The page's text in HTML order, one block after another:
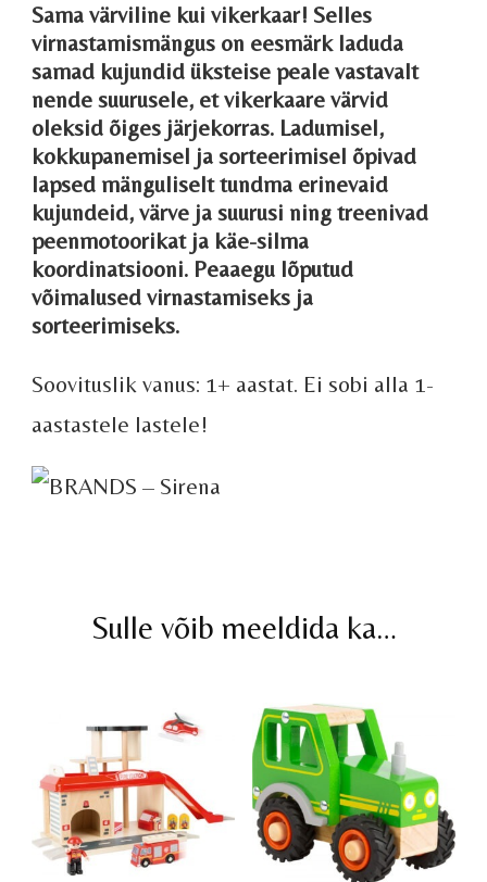
Sama värviline kui vikerkaar! Selles
virnastamismängus on eesmärk laduda
samad kujundid üksteise peale vastavalt
nende suurusele, et vikerkaare värvid
oleksid õiges järjekorras. Ladumisel,
kokkupanemisel ja sorteerimisel õpivad
lapsed mänguliselt tundma erinevaid
kujundeid, värve ja suurusi ning treenivad
peenmotoorikat ja käe-silma
koordinatsiooni. Peaaegu lõputud
võimalused virnastamiseks ja
sorteerimiseks.
Soovituslik vanus: 1+ aastat. Ei sobi alla 1-
aastastele lastele!
Sulle võib meeldida ka…